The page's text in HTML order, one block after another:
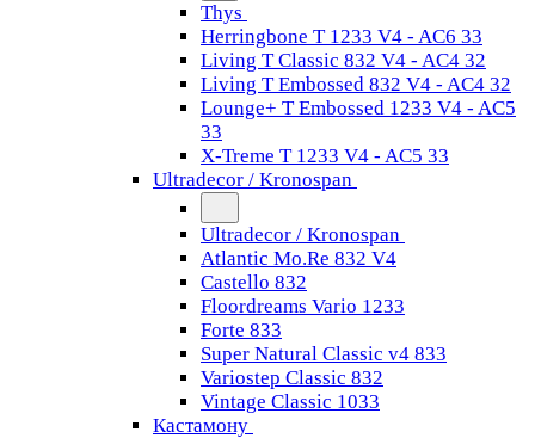
Thys
Herringbone T 1233 V4 - AC6 33
Living T Classic 832 V4 - AC4 32
Living T Embossed 832 V4 - AC4 32
Lounge+ T Embossed 1233 V4 - AC5
33
X-Treme T 1233 V4 - AC5 33
Ultradecor / Kronospan
Ultradecor / Kronospan
Atlantic Mo.Re 832 V4
Castello 832
Floordreams Vario 1233
Forte 833
Super Natural Classic v4 833
Variostep Classic 832
Vintage Classic 1033
Кастамону